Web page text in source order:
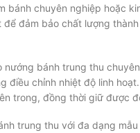
chuyên nghiệp hoặc
đảm bảo chất lượng
nướng bánh trung thu
điều chỉnh nhiệt độ linh
trong, đồng thời giữ được
trung thu với đa dạng